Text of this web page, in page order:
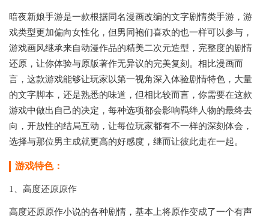
暗夜新娘手游是一款根据同名漫画改编的文字剧情类手游，游
戏类型更加偏向女性化，但男同袍们喜欢的也一样可以参与，
游戏画风继承来自动漫作品的精美二次元造型，完整度的剧情
还原，让你体验与原版著作无异议的完美复刻。相比漫画而
言，这款游戏能够让玩家以第一视角深入体验剧情特色，大量
的文字脚本，还是熟悉的味道，但相比较而言，你需要在这款
游戏中做出自己的决定，每种选项都会影响羁绊人物的最终去
向，开放性的结局互动，让每位玩家都有不一样的深刻体会，
选择与那位男主成就更高的好感度，继而让彼此走在一起。
游戏特色：
1、高度还原原作
高度还原原作小说的各种剧情，基本上将原作变成了一个有声